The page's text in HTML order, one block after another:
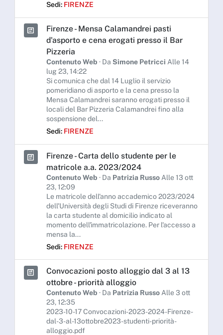
Sedi: FIRENZE
Firenze - Mensa Calamandrei pasti
d'asporto e cena erogati presso il Bar
Pizzeria
Contenuto Web · Da Simone Petricci Alle 14
lug 23, 14:22
Si comunica che dal 14 Luglio il servizio
pomeridiano di asporto e la cena presso la
Mensa Calamandrei saranno erogati presso il
locali del Bar Pizzeria Calamandrei fino alla
sospensione del...
Sedi: FIRENZE
Firenze - Carta dello studente per le
matricole a.a. 2023/2024
Contenuto Web · Da Patrizia Russo Alle 13 ott
23, 12:09
Le matricole dell'anno accademico 2023/2024
dell'Università degli Studi di Firenze riceveranno
la carta studente al domicilio indicato al
momento dell'immatricolazione. Per l'accesso a
mensa la...
Sedi: FIRENZE
Convocazioni posto alloggio dal 3 al 13
ottobre - priorità alloggio
Contenuto Web · Da Patrizia Russo Alle 3 ott
23, 12:35
2023-10-17 Convocazioni-2023-2024-Firenze-
dal-3-al-13ottobre2023-studenti-priorità-
alloggio.pdf